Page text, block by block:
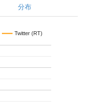
分布
Twitter (RT)